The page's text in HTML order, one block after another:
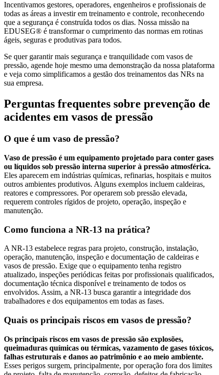
Incentivamos gestores, operadores, engenheiros e profissionais de
todas as áreas a investir em treinamento e controle, reconhecendo
que a segurança é construída todos os dias. Nossa missão na
EDUSEG® é transformar o cumprimento das normas em rotinas
ágeis, seguras e produtivas para todos.
Se quer garantir mais segurança e tranquilidade com vasos de
pressão, agende hoje mesmo uma demonstração da nossa plataforma
e veja como simplificamos a gestão dos treinamentos das NRs na
sua empresa.
Perguntas frequentes sobre prevenção de
acidentes em vasos de pressão
O que é um vaso de pressão?
Vaso de pressão é um equipamento projetado para conter gases
ou líquidos sob pressão interna superior à pressão atmosférica.
Eles aparecem em indústrias químicas, refinarias, hospitais e muitos
outros ambientes produtivos. Alguns exemplos incluem caldeiras,
reatores e compressores. Por operarem sob pressão elevada,
requerem controles rígidos de projeto, operação, inspeção e
manutenção.
Como funciona a NR-13 na prática?
A NR-13 estabelece regras para projeto, construção, instalação,
operação, manutenção, inspeção e documentação de caldeiras e
vasos de pressão. Exige que o equipamento tenha registro
atualizado, inspeções periódicas feitas por profissionais qualificados,
documentação técnica disponível e treinamento de todos os
envolvidos. Assim, a NR-13 busca garantir a integridade dos
trabalhadores e dos equipamentos em todas as fases.
Quais os principais riscos em vasos de pressão?
Os principais riscos em vasos de pressão são explosões,
queimaduras químicas ou térmicas, vazamento de gases tóxicos,
falhas estruturais e danos ao patrimônio e ao meio ambiente.
Esses perigos surgem, principalmente, por operação fora dos limites